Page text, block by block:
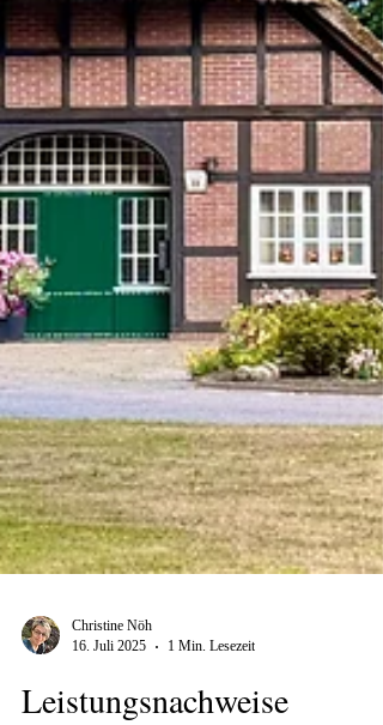
16. Juli 2025
1 Min. Lesezeit